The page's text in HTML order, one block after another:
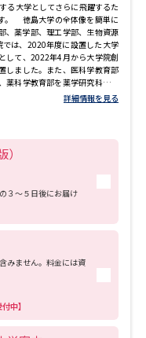
る大学としてさらに飛躍するた
。 徳島大学の全体像を簡単に
、薬学部、理工学部、生物資源
は、2020年度に設置した大学
して、2022年4月から大学院創
しました。また、医科学教育部
科学教育部を薬学研究科、栄
育部を保健科学研究科に名称変
と大学院医歯薬学研究部があ
っている先端酵素学研究所、光
ポストLEDフォトニクス研究所
ーション研究所(BIRC)、最先端
携とスタートアップを組織的に
つ大学ですが、文系には総合
り、これまでに多くの優秀な人
なって教育・研究に取り組む
た協働体制を構築しています。
共創センターを設置し、企業な
ーや大学産業院を設置していま
「クラウドファンディング：
の投資組合を運営する株式会社
る研究などへの支援も行われて
域から世界を救う産業を創生
、2014年のノーベル物理学賞受
タバーバラ校 (UCSB) 材料物性
詳細情報を見る
３～５日後にお届け
みません。料金には資
付中】